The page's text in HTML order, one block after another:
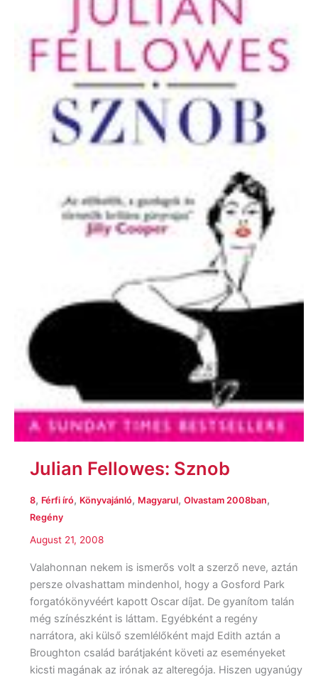
Julian Fellowes: Sznob
8, Férfi író, Könyvajánló, Magyarul, Olvastam 2008ban,
Regény
August 21, 2008
Valahonnan nekem is ismerős volt a szerző neve, aztán
persze olvashattam mindenhol, hogy a Gosford Park
forgatókönyvéért kapott Oscar díjat. De gyanítom talán
még színészként is láttam. Egyébként a regény
narrátora, aki külső szemlélőként majd Edith aztán a
Broughton család barátjaként követi az eseményeket
kicsti magának az irónak az alteregója. Hiszen ugyanúgy